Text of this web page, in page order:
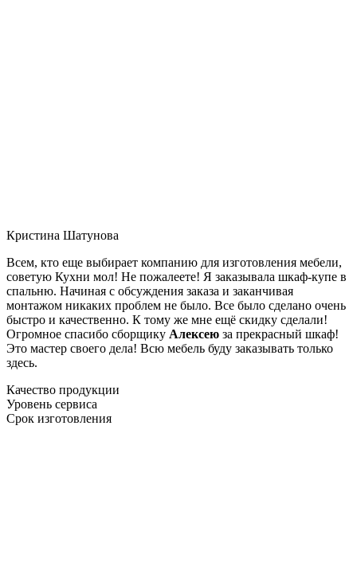
Кристина Шатунова
Всем, кто еще выбирает компанию для изготовления мебели,
советую Кухни мол! Не пожалеете! Я заказывала шкаф-купе в
спальню. Начиная с обсуждения заказа и заканчивая
монтажом никаких проблем не было. Все было сделано очень
быстро и качественно. К тому же мне ещё скидку сделали!
Огромное спасибо сборщику Алексею за прекрасный шкаф!
Это мастер своего дела! Всю мебель буду заказывать только
здесь.
Качество продукции
Уровень сервиса
Срок изготовления